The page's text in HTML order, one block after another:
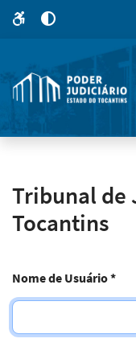
para
modo
de
alto
Tribunal de
Tocantins
Nome de Usuário*